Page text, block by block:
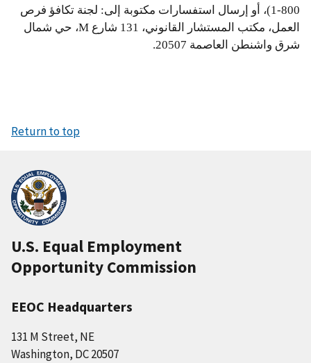
800-1)، أو إرسال استفسارات مكتوبة إلى: لجنة تكافؤ فرص
العمل، مكتب المستشار القانوني، 131 شارع M، حي شمال
شرق واشنطن العاصمة 20507.
Return to top
U.S. Equal Employment
Opportunity Commission
EEOC Headquarters
131 M Street, NE
Washington, DC 20507